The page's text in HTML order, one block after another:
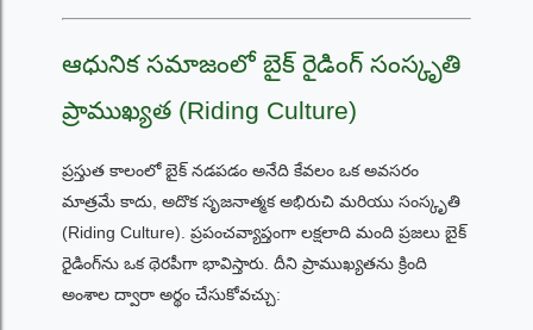
ఆధునిక సమాజంలో బైక్ రైడింగ్ సంస్కృతి
ప్రాముఖ్యత (Riding Culture)
ప్రస్తుత కాలంలో బైక్ నడపడం అనేది కేవలం ఒక అవసరం
మాత్రమే కాదు, అదొక సృజనాత్మక అభిరుచి మరియు సంస్కృతి
(Riding Culture). ప్రపంచవ్యాప్తంగా లక్షలాది మంది ప్రజలు బైక్
రైడింగ్‌ను ఒక థెరపీగా భావిస్తారు. దీని ప్రాముఖ్యతను క్రింది
అంశాల ద్వారా అర్థం చేసుకోవచ్చు: